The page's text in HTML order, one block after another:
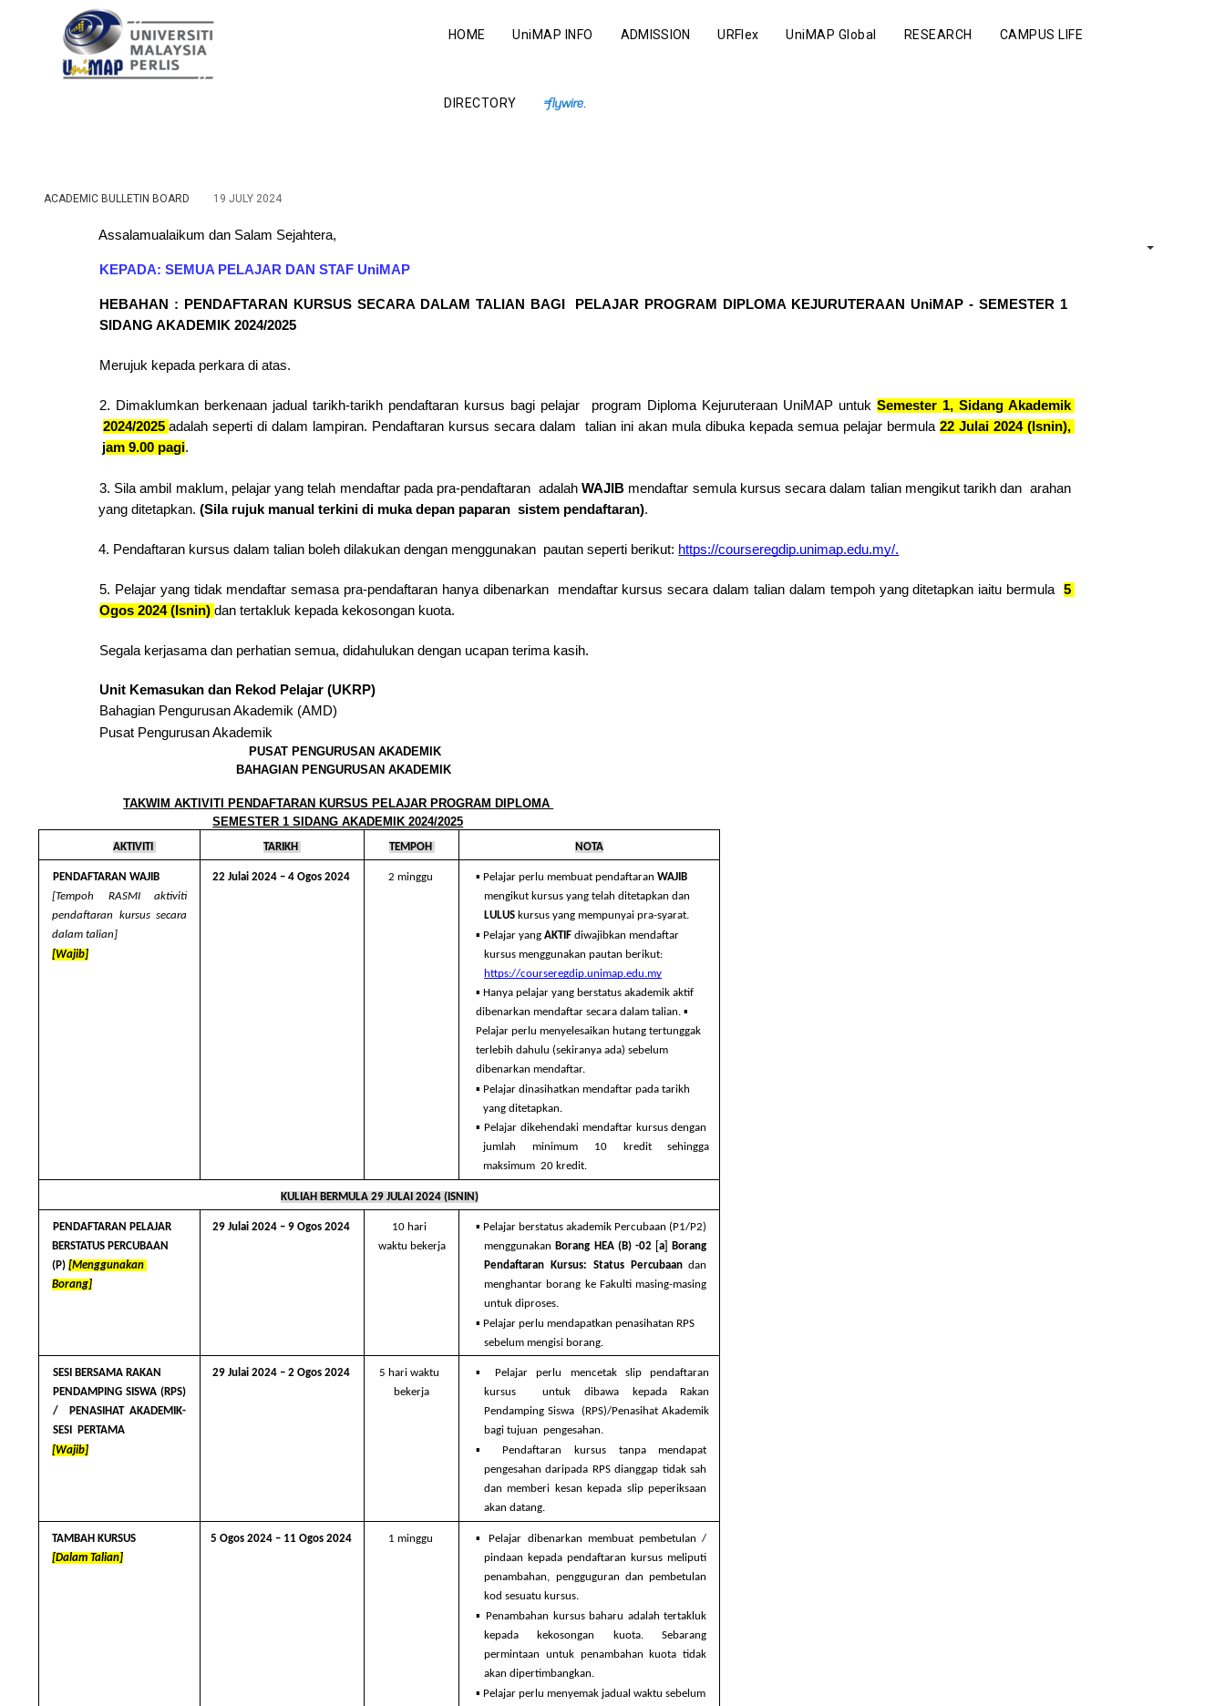
HOME UniMAP INFO ADMISSION URFlex UniMAP Global RESEARCH CAMPUS LIFE
DIRECTORY .
ACADEMIC BULLETIN BOARD 19 JULY 2024
Assalamualaikum dan Salam Sejahtera,
KEPADA: SEMUA PELAJAR DAN STAF UniMAP
HEBAHAN : PENDAFTARAN KURSUS SECARA DALAM TALIAN BAGI  PELAJAR PROGRAM DIPLOMA KEJURUTERAAN UniMAP - SEMESTER 1
SIDANG AKADEMIK 2024/2025
Merujuk kepada perkara di atas.
2. Dimaklumkan berkenaan jadual tarikh-tarikh pendaftaran kursus bagi pelajar  program Diploma Kejuruteraan UniMAP untuk
Semester 1, Sidang Akademik
2024/2025 adalah seperti di dalam lampiran. Pendaftaran kursus secara dalam  talian ini akan mula dibuka kepada semua pelajar bermula
jam 9.00 pagi.
3. Sila ambil maklum, pelajar yang telah mendaftar pada pra-pendaftaran  adalah WAJIB mendaftar semula kursus secara dalam talian mengikut tarikh dan  arahan
yang ditetapkan. (Sila rujuk manual terkini di muka depan paparan  sistem pendaftaran).
4. Pendaftaran kursus dalam talian boleh dilakukan dengan menggunakan  pautan seperti berikut: https://courseregdip.unimap.edu.my/.
5. Pelajar yang tidak mendaftar semasa pra-pendaftaran hanya dibenarkan  mendaftar kursus secara dalam talian dalam tempoh yang ditetapkan iaitu bermula 5
Ogos 2024 (Isnin) dan tertakluk kepada kekosongan kuota.
Segala kerjasama dan perhatian semua, didahulukan dengan ucapan terima kasih.
Unit Kemasukan dan Rekod Pelajar (UKRP)
Bahagian Pengurusan Akademik (AMD)
Pusat Pengurusan Akademik
PUSAT PENGURUSAN AKADEMIK
BAHAGIAN PENGURUSAN AKADEMIK
TAKWIM AKTIVITI PENDAFTARAN KURSUS PELAJAR PROGRAM DIPLOMA
SEMESTER 1 SIDANG AKADEMIK 2024/2025
AKTIVITI TARIKH TEMPOH NOTA
PENDAFTARAN WAJIB
[Tempoh RASMI aktiviti
pendaftaran kursus secara
dalam talian]
[Wajib]
22 Julai 2024 – 4 Ogos 2024 2 minggu ▪ Pelajar perlu membuat pendaftaran
WAJIB
LULUS kursus yang mempunyai pra-syarat.
▪ Pelajar yang AKTIF diwajibkan mendaftar
https://courseregdip.unimap.edu.my
▪ Hanya pelajar yang berstatus akademik aktif
dibenarkan mendaftar secara dalam talian.
Pelajar perlu menyelesaikan hutang tertunggak
terlebih dahulu (sekiranya ada) sebelum
dibenarkan mendaftar.
▪ Pelajar dinasihatkan mendaftar pada tarikh
yang ditetapkan.
▪ Pelajar dikehendaki mendaftar kursus dengan
jumlah minimum 10 kredit sehingga
maksimum  20 kredit.
KULIAH BERMULA 29 JULAI 2024 (ISNIN)
PENDAFTARAN PELAJAR
BERSTATUS PERCUBAAN
(P) [Menggunakan
Borang]
29 Julai 2024 – 9 Ogos 2024
10 hari
waktu bekerja
▪ Pelajar berstatus akademik Percubaan (P1/P2)
menggunakan Borang HEA (B) -02 [a] Borang
Pendaftaran Kursus: Status Percubaan dan
menghantar borang ke Fakulti masing-masing
untuk diproses.
▪ Pelajar perlu mendapatkan penasihatan RPS
sebelum mengisi borang.
SESI BERSAMA RAKAN
PENDAMPING SISWA (RPS)
/  PENASIHAT AKADEMIK-
SESI  PERTAMA
[Wajib]
29 Julai 2024 – 2 Ogos 2024
5 hari waktu
bekerja
▪
Pelajar perlu mencetak slip pendaftaran
kursus  untuk dibawa kepada Rakan
Pendamping Siswa  (RPS)/Penasihat Akademik
bagi tujuan  pengesahan.
▪
Pendaftaran kursus tanpa mendapat
pengesahan daripada RPS dianggap tidak sah
dan memberi kesan kepada slip peperiksaan
akan datang.
TAMBAH KURSUS
[Dalam Talian]
5 Ogos 2024 – 11 Ogos 2024 1 minggu ▪
Pelajar dibenarkan membuat pembetulan /
pindaan kepada pendaftaran kursus meliputi
penambahan, pengguguran dan pembetulan
kod sesuatu kursus.
▪
Penambahan kursus baharu adalah tertakluk
kepada kekosongan kuota. Sebarang
permintaan untuk penambahan kuota tidak
akan dipertimbangkan.
▪ Pelajar perlu menyemak jadual waktu sebelum